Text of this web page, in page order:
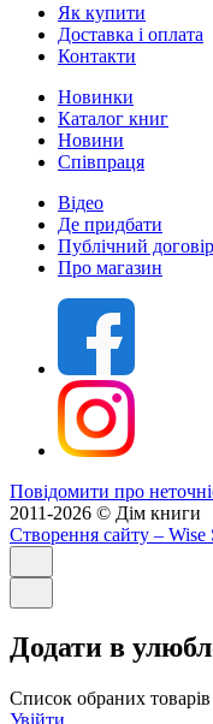
Як купити
Доставка і оплата
Контакти
Новинки
Каталог книг
Новини
Співпраця
Відео
Де придбати
Публічний договір
Про магазин
Повідомити про
2011-2026 © Дім книги
Створення сайту – Wise
Додати в
Список обраних